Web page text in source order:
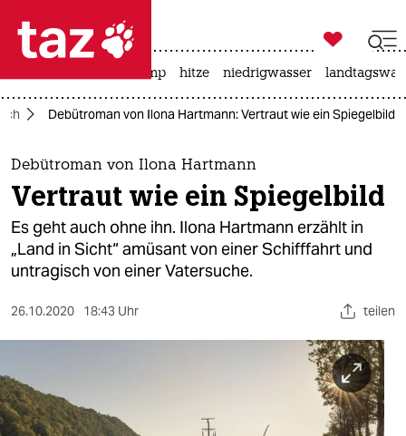
 taz zahl ich
taz zahl ich
themen
politik
öko
gesellschaft
berlin

taz zahl ich
usa unter trump hitze niedrigwasser
Debütroman von Ilona Hartmann: Vertraut wie ein Spiegelbild
Debütroman von Ilona Hartmann
Vertraut wie ein Spiegelbild
Es geht auch ohne ihn. Ilona Hartmann erzählt in
„Land in Sicht“ amüsant von einer Schifffahrt und
untragisch von einer Vatersuche.
26.10.2020 18:43 Uhr teilen